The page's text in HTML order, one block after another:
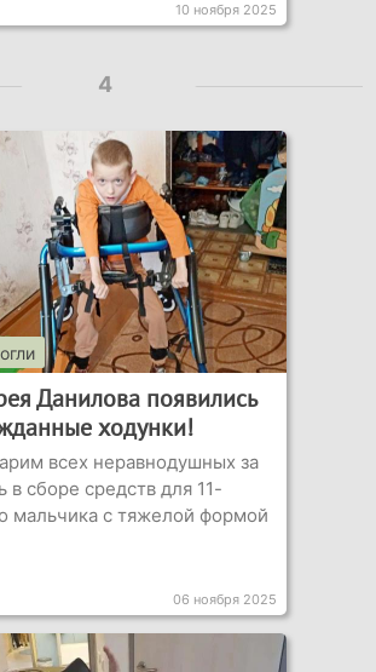
10 ноября 2025
4
Данилова появились
ходунки!
всех неравнодушных за
в сборе средств для 11-
мальчика с тяжелой формой
06 ноября 2025